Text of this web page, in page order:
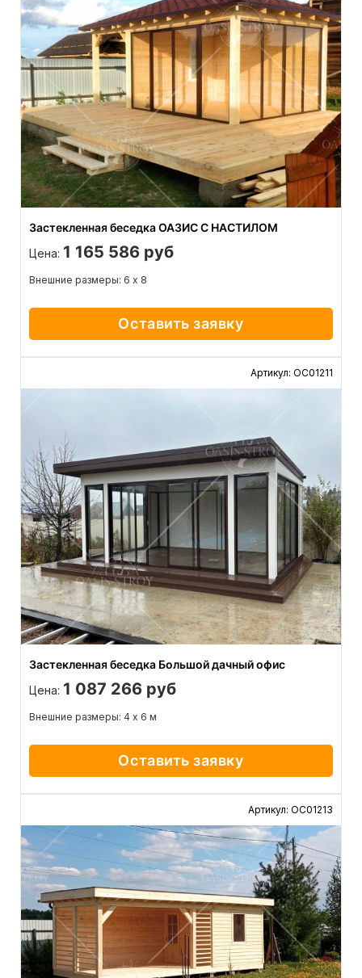
Застекленная беседка ОАЗИС С НАСТИЛОМ
Цена: 1 165 586 руб
Внешние размеры: 6 х 8
Оставить заявку
Артикул: ОС01211
Застекленная беседка Большой дачный офис
Цена: 1 087 266 руб
Внешние размеры: 4 х 6 м
Оставить заявку
Артикул: ОС01213